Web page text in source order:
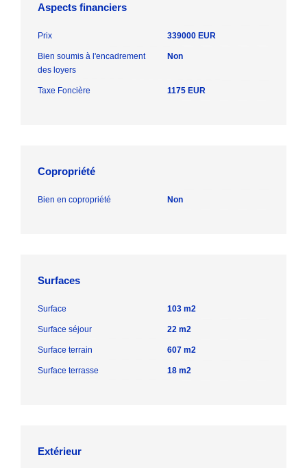
Aspects financiers
Prix 339000 EUR
Bien soumis à l'encadrement
des loyers
Non
Taxe Foncière 1175 EUR
Copropriété
Bien en copropriété Non
Surfaces
Surface 103 m2
Surface séjour 22 m2
Surface terrain 607 m2
Surface terrasse 18 m2
Extérieur